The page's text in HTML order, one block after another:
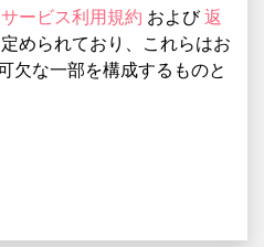
サービス利用規約 および返
められており、これらはお
欠な一部を構成するものと